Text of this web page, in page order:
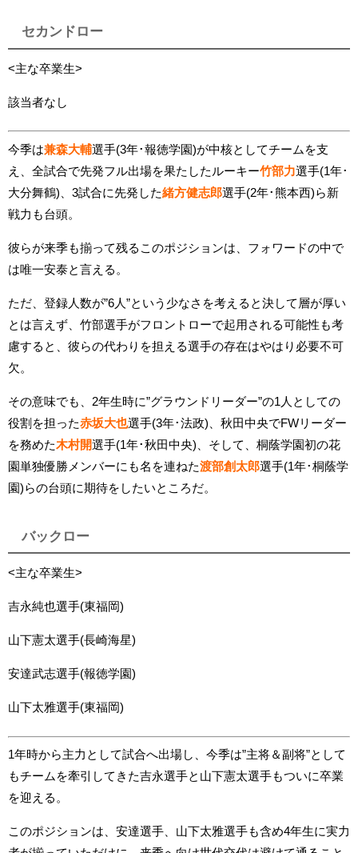
セカンドロー
<主な卒業生>
該当者なし
今季は兼森大輔選手(3年･報徳学園)が中核としてチームを支
え、全試合で先発フル出場を果たしたルーキー竹部力選手(1年･
大分舞鶴)、3試合に先発した緒方健志郎選手(2年･熊本西)ら新
戦力も台頭。
彼らが来季も揃って残るこのポジションは、フォワードの中で
は唯一安泰と言える。
ただ、登録人数が”6人”という少なさを考えると決して層が厚い
とは言えず、竹部選手がフロントローで起用される可能性も考
慮すると、彼らの代わりを担える選手の存在はやはり必要不可
欠。
その意味でも、2年生時に”グラウンドリーダー”の1人としての
役割を担った赤坂大也選手(3年･法政)、秋田中央でFWリーダー
を務めた 木村開選手(1年･秋田中央)、そして、桐蔭学園初の花
園単独優勝メンバーにも名を連ねた渡部創太郎選手(1年･桐蔭学
園)らの台頭に期待をしたいところだ。
バックロー
<主な卒業生>
吉永純也選手(東福岡)
山下憲太選手(長崎海星)
安達武志選手(報徳学園)
山下太雅選手(東福岡)
1年時から主力として試合へ出場し、今季は”主将＆副将”として
もチームを牽引してきた吉永選手と山下憲太選手もついに卒業
を迎える。
このポジションは、安達選手、山下太雅選手も含め4年生に実力